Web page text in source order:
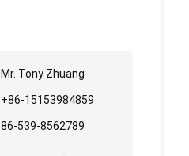
Mr. Tony Zhuang
+86-15153984859
86-539-8562789